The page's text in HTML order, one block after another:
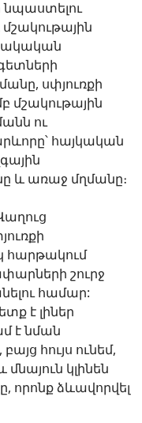
սփյուռքի
մշակութային
ու
հայկական
և առաջ մղմանը։
հարթակում
շուրջ
համար:
է լիներ
է նման
հույս ունեմ,
կլինեն
որոնք ձևավորվել